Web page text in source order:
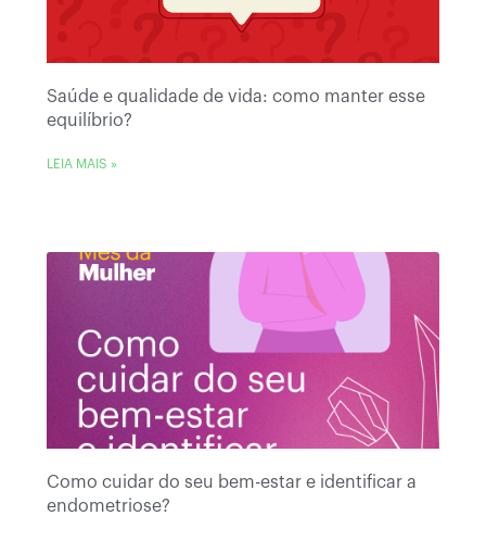
Saúde e qualidade de vida: como manter esse
equilíbrio?
LEIA MAIS »
Como cuidar do seu bem-estar e identificar a
endometriose?